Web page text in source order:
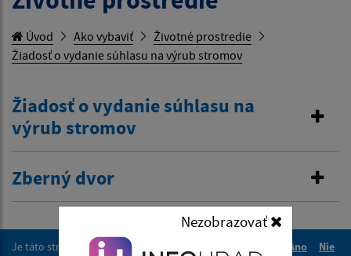
Nezobrazovať
Úvod Ako vybaviť
Životné prostredie
Žiadosť o vydanie súhlasu na výrub stromov
Žiadosť o vydanie súhlasu na
výrub stromov
Zberný dvor
Je táto stránka užitočná?
Áno
Nie